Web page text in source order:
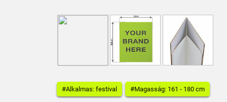
#Alkalmas: festival #Magasság: 161 - 180 cm